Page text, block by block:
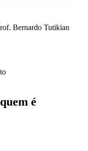
Bernardo Tutikian
é